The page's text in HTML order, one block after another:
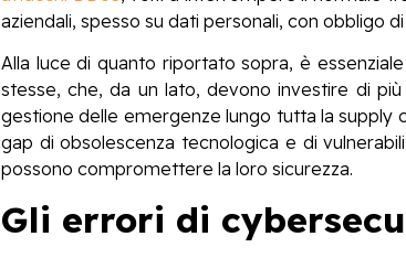
aziendali, spesso su dati personali, con obbligo
Alla luce di quanto riportato sopra, è
stesse, che, da un lato, devono investire di
gestione delle emergenze lungo tutta la supply
gap di obsolescenza tecnologica e di
possono compromettere la loro sicurezza.
Gli errori di